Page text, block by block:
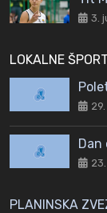
3.
LOKALNE
Dan
PLANINSKA